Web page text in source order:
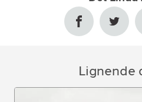
Er du ute etter ein unik artist med
innhald er Linda Fosse dama for
Lignende